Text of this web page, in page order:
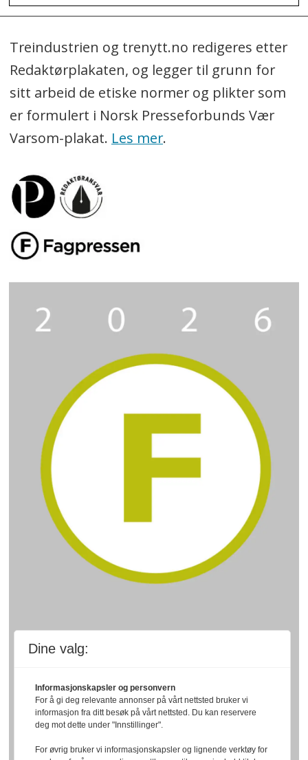
Treindustrien og trenytt.no redigeres etter
Redaktørplakaten, og legger til grunn for
sitt arbeid de etiske normer og plikter som
er formulert i Norsk Presseforbunds Vær
Varsom-plakat. Les mer.
Dine valg:
Informasjonskapsler og personvern
For å gi deg relevante annonser på vårt nettsted bruker vi
informasjon fra ditt besøk på vårt nettsted. Du kan reservere
deg mot dette under "Innstillinger".
For øvrig bruker vi informasjonskapsler og lignende verktøy for